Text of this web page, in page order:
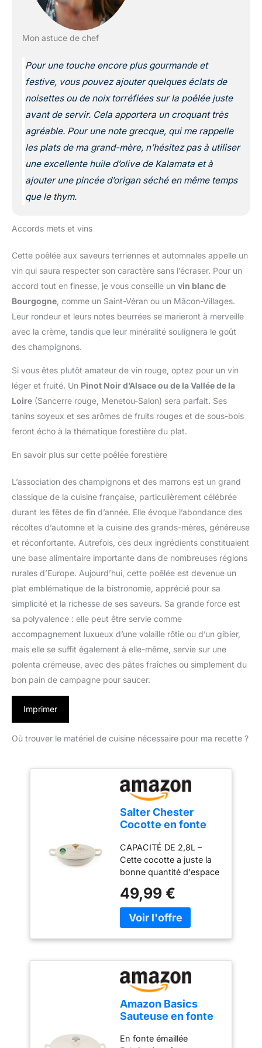
Mon astuce de chef
Pour une touche encore plus gourmande et
festive, vous pouvez ajouter quelques éclats de
noisettes ou de noix torréfiées sur la poêlée juste
avant de servir. Cela apportera un croquant très
agréable. Pour une note grecque, qui me rappelle
les plats de ma grand-mère, n’hésitez pas à utiliser
une excellente huile d’olive de Kalamata et à
ajouter une pincée d’origan séché en même temps
que le thym.
Accords mets et vins
Cette poêlée aux saveurs terriennes et automnales appelle un
vin qui saura respecter son caractère sans l’écraser. Pour un
accord tout en finesse, je vous conseille un vin blanc de
Bourgogne , comme un Saint-Véran ou un Mâcon-Villages.
Leur rondeur et leurs notes beurrées se marieront à merveille
avec la crème, tandis que leur minéralité soulignera le goût
des champignons.
Si vous êtes plutôt amateur de vin rouge, optez pour un vin
léger et fruité. Un Pinot Noir d’Alsace ou de la Vallée de la
Loire (Sancerre rouge, Menetou-Salon) sera parfait. Ses
tanins soyeux et ses arômes de fruits rouges et de sous-bois
feront écho à la thématique forestière du plat.
En savoir plus sur cette poêlée forestière
L’association des champignons et des marrons est un grand
classique de la cuisine française, particulièrement célébrée
durant les fêtes de fin d’année. Elle évoque l’abondance des
récoltes d’automne et la cuisine des grands-mères, généreuse
et réconfortante. Autrefois, ces deux ingrédients constituaient
une base alimentaire importante dans de nombreuses régions
rurales d’Europe. Aujourd’hui, cette poêlée est devenue un
plat emblématique de la bistronomie, apprécié pour sa
simplicité et la richesse de ses saveurs. Sa grande force est
sa polyvalence : elle peut être servie comme
accompagnement luxueux d’une volaille rôtie ou d’un gibier,
mais elle se suffit également à elle-même, servie sur une
polenta crémeuse, avec des pâtes fraîches ou simplement du
bon pain de campagne pour saucer.
Imprimer
Où trouver le matériel de cuisine nécessaire pour ma recette ?
Salter Chester
Cocotte en fonte
CAPACITÉ DE 2,8L –
Cette cocotte a juste la
bonne quantité d'espace
braiser des viandes ou
créer de délicieux plats
uniques. FONTE
supporter la chaleur !
Fabriquée en fonte
solide, cette marmite
répartit la chaleur
uniformément et la
retient parfaitement,
lente à basse
49,99 €
Amazon Basics
Sauteuse en fonte
avec couvercle, 3.1
En fonte émaillée